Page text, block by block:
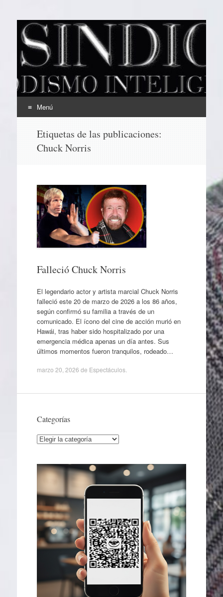
EL SINDICAL
Periodismo Inteligente
Menú
contenido
Etiquetas de las publicaciones:
Chuck Norris
Falleció Chuck Norris
El legendario actor y artista marcial Chuck Norris
falleció este 20 de marzo de 2026 a los 86 años,
según confirmó su familia a través de un
comunicado. El ícono del cine de acción murió en
Hawái, tras haber sido hospitalizado por una
emergencia médica apenas un día antes. Sus
últimos momentos fueron tranquilos, rodeado…
marzo 20, 2026 de Espectáculos.
Categorías
Categorías